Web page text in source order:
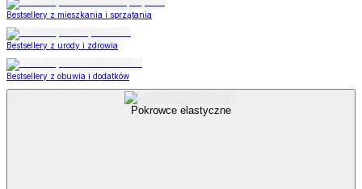
Bestsellery z mieszkania i sprzątania
Bestsellery z urody i zdrowia
Bestsellery z obuwia i dodatków
Pokrowce elastyczne